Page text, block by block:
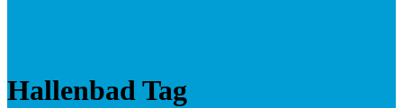
Hallenbad Tag